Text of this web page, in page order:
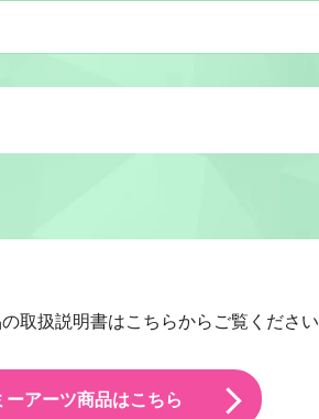
取扱説明書はこちらからご覧くださ
ーアーツ商品はこちら